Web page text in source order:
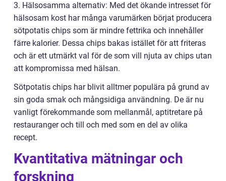
3. Hälsosamma alternativ: Med det ökande intresset för
hälsosam kost har många varumärken börjat producera
sötpotatis chips som är mindre fettrika och innehåller
färre kalorier. Dessa chips bakas istället för att friteras
och är ett utmärkt val för de som vill njuta av chips utan
att kompromissa med hälsan.
Sötpotatis chips har blivit alltmer populära på grund av
sin goda smak och mångsidiga användning. De är nu
vanligt förekommande som mellanmål, aptitretare på
restauranger och till och med som en del av olika
recept.
Kvantitativa mätningar och
forskning